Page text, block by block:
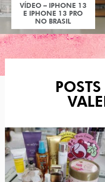
VÍDEO – IPHONE 13
E IPHONE 13 PRO
NO BRASIL